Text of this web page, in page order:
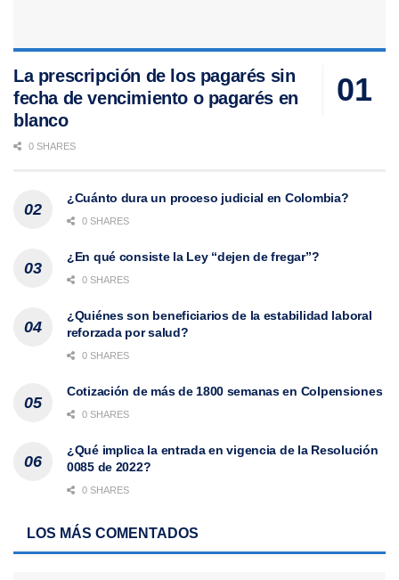
La prescripción de los pagarés sin
fecha de vencimiento o pagarés en
blanco
0 SHARES
¿Cuánto dura un proceso judicial en Colombia?
0 SHARES
¿En qué consiste la Ley “dejen de fregar”?
0 SHARES
¿Quiénes son beneficiarios de la estabilidad laboral
reforzada por salud?
0 SHARES
Cotización de más de 1800 semanas en Colpensiones
0 SHARES
¿Qué implica la entrada en vigencia de la Resolución
0085 de 2022?
0 SHARES
LOS MÁS COMENTADOS